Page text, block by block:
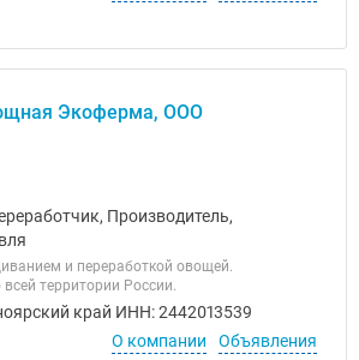
Экоферма, ООО
Производитель,
и переработкой овощей.
территории России.
край ИНН: 2442013539
О компании
Объявления